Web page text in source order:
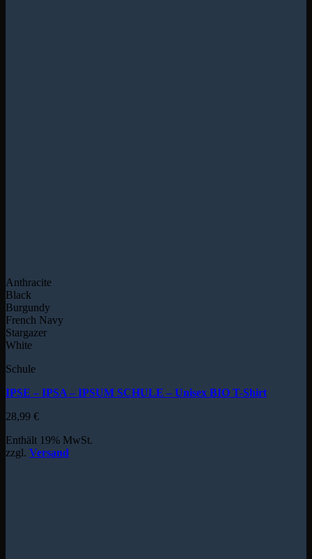
Anthracite
Black
Burgundy
French Navy
Stargazer
White
Schule
IPSE – IPSA – IPSUM SCHULE – Unisex BIO T-Shirt
28,99 €
Enthält 19% MwSt.
zzgl. Versand